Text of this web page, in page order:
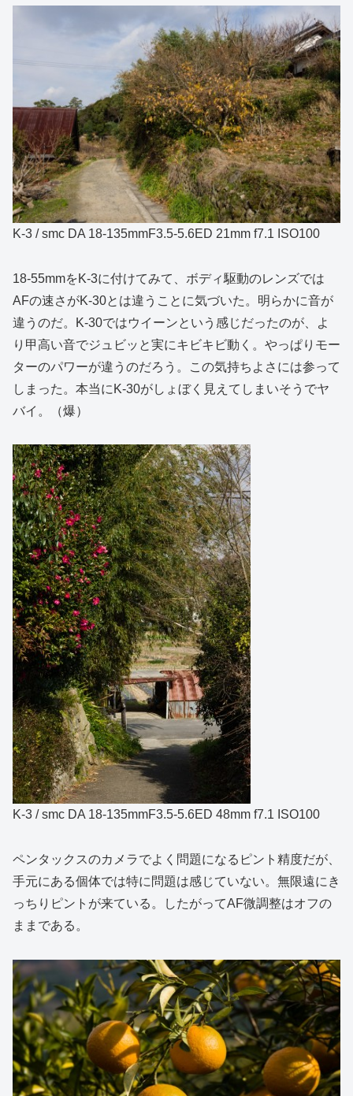
K-3 / smc DA 18-135mmF3.5-5.6ED 21mm f7.1 ISO100
18-55mmをK-3に付けてみて、ボディ駆動のレンズでは
AFの速さがK-30とは違うことに気づいた。明らかに音が
違うのだ。K-30ではウイーンという感じだったのが、よ
り甲高い音でジュビッと実にキビキビ動く。やっぱりモー
ターのパワーが違うのだろう。この気持ちよさには参って
しまった。本当にK-30がしょぼく見えてしまいそうでヤ
バイ。（爆）
K-3 / smc DA 18-135mmF3.5-5.6ED 48mm f7.1 ISO100
ペンタックスのカメラでよく問題になるピント精度だが、
手元にある個体では特に問題は感じていない。無限遠にき
っちりピントが来ている。したがってAF微調整はオフの
ままである。